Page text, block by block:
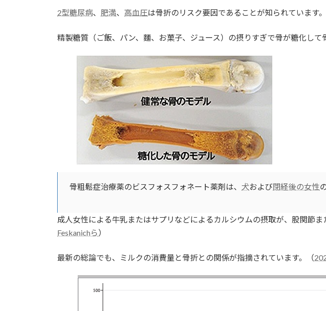
2型糖尿病、 肥満、 高血圧は骨折のリスク要因であることが知られています。
精製糖質（ご飯、パン、麵、お菓子、ジュース）の摂りすぎで骨が糖化して
骨粗鬆症治療薬のビスフォスフォネート薬剤は、 犬および閉経後の女性
成人女性による牛乳またはサプリなどによるカルシウムの摂取が、股関節
Feskanichら）
最新の総論でも、ミルクの消費量と骨折との関係が指摘されています。（